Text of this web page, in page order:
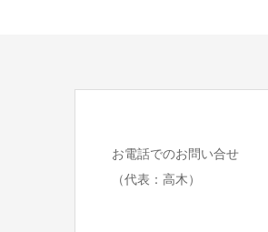
お電話でのお問い合せ
（代表：高木）